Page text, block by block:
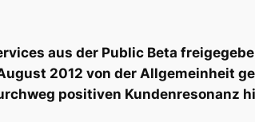
aus der Public Beta
2012 von der Allgemeinheit
positiven Kundenresonanz